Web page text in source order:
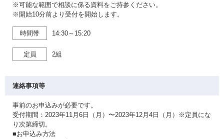
※可能な範囲で相談に係る資料をご持参ください。
※開始10分前より受付を開始します。
時間帯 14:30～15:20
定員 2組
連絡事項等
事前のお申込みが必要です。
受付期間：2023年11月6日（月）〜2023年12月4日（月）※定員にな
り次第締切。
■お申込み方法